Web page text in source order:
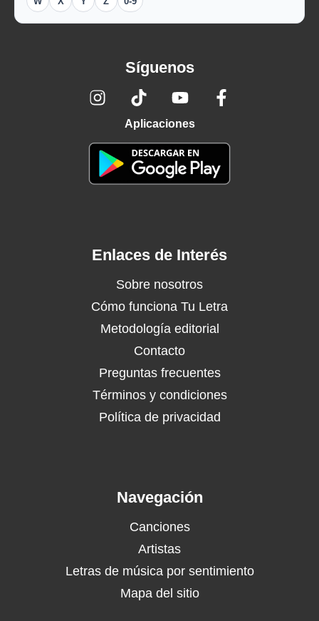
Síguenos
Aplicaciones
Enlaces de Interés
Sobre nosotros
Cómo funciona Tu Letra
Metodología editorial
Contacto
Preguntas frecuentes
Términos y condiciones
Política de privacidad
Navegación
Canciones
Artistas
Letras de música por sentimiento
Mapa del sitio